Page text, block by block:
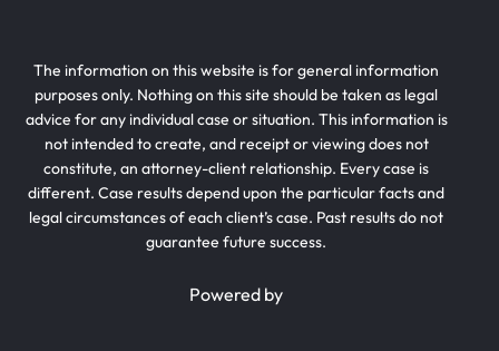
The information on this website is for general information
purposes only. Nothing on this site should be taken as legal
advice for any individual case or situation. This information is
not intended to create, and receipt or viewing does not
constitute, an attorney-client relationship. Every case is
different. Case results depend upon the particular facts and
legal circumstances of each client’s case. Past results do not
guarantee future success.
Powered by